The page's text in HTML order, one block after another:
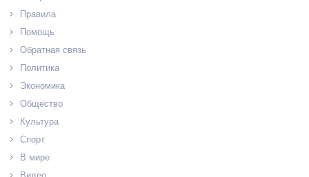
Правила
Помощь
Обратная связь
Политика
Экономика
Общество
Культура
Спорт
В мире